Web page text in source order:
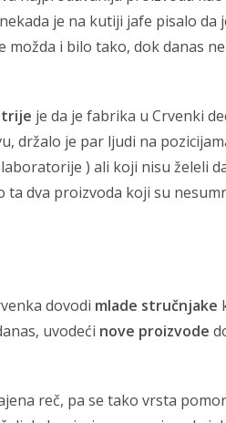
je na kutiji jafe pisalo da
i bilo tako, dok danas
je da je fabrika u Crvenki
držalo je par ljudi na
) ali koji nisu želeli
ta dva proizvoda koji su
dovodi mlade stručnjake
uvodeći nove proizvode
reč, pa se tako vrsta